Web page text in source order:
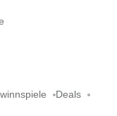
Deals